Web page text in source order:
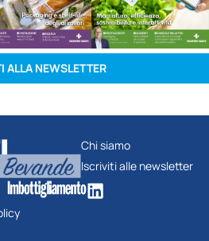
ALLA NEWSLETTER
Chi siamo
Iscriviti alle newsletter